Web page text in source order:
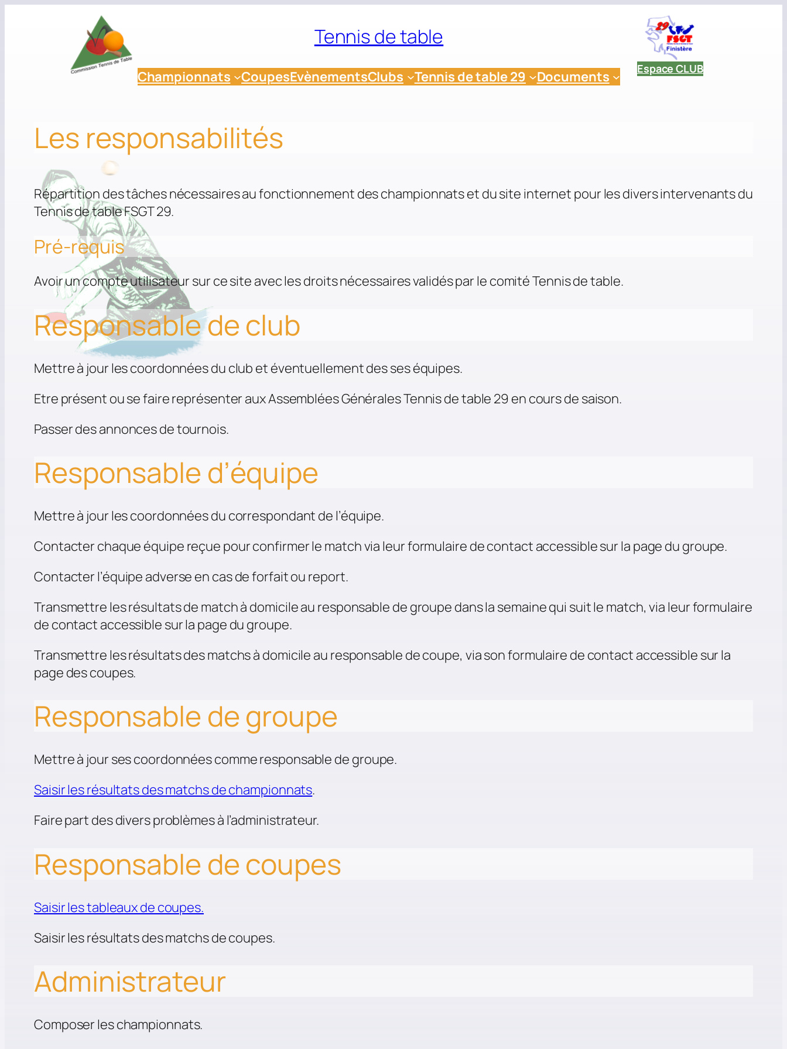
Tennis de table
Championnats CoupesEvènementsClubs Tennis de table 29 Documents Espace CLUB
Les responsabilités
Répartition des tâches nécessaires au fonctionnement des championnats et du site internet pour les divers intervenants du
Tennis de table FSGT 29.
Pré-requis
Avoir un compte utilisateur sur ce site avec les droits nécessaires validés par le comité Tennis de table.
Responsable de club
Mettre à jour les coordonnées du club et éventuellement des ses équipes.
Etre présent ou se faire représenter aux Assemblées Générales Tennis de table 29 en cours de saison.
Passer des annonces de tournois.
Responsable d’équipe
Mettre à jour les coordonnées du correspondant de l’équipe.
Contacter chaque équipe reçue pour confirmer le match via leur formulaire de contact accessible sur la page du groupe.
Contacter l’équipe adverse en cas de forfait ou report.
Transmettre les résultats de match à domicile au responsable de groupe dans la semaine qui suit le match, via leur formulaire
de contact accessible sur la page du groupe.
Transmettre les résultats des matchs à domicile au responsable de coupe, via son formulaire de contact accessible sur la
page des coupes.
Responsable de groupe
Mettre à jour ses coordonnées comme responsable de groupe.
Saisir les résultats des matchs de championnats.
Faire part des divers problèmes à l’administrateur.
Responsable de coupes
Saisir les tableaux de coupes.
Saisir les résultats des matchs de coupes.
Administrateur
Composer les championnats.